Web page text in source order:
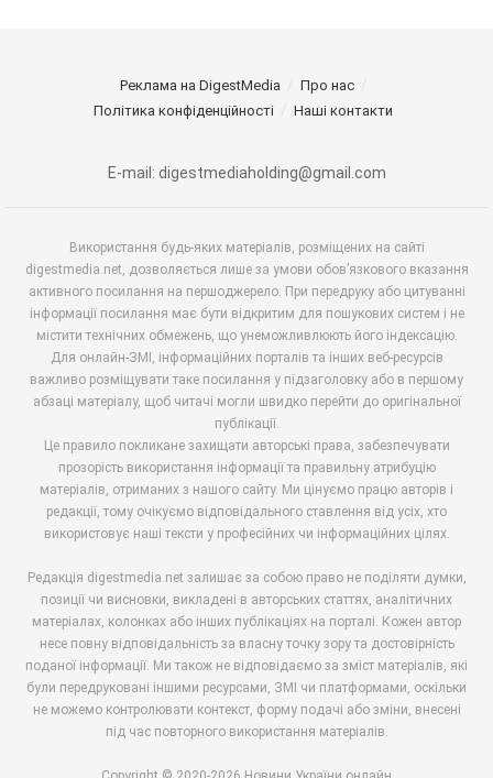
Реклама на DigestMedia
Про нас
Політика конфіденційності
Наші контакти
E-mail: digestmediaholding@gmail.com
Використання будь-яких матеріалів, розміщених на сайті
digestmedia.net, дозволяється лише за умови обов’язкового вказання
активного посилання на першоджерело. При передруку або цитуванні
інформації посилання має бути відкритим для пошукових систем і не
містити технічних обмежень, що унеможливлюють його індексацію.
Для онлайн-ЗМІ, інформаційних порталів та інших веб-ресурсів
важливо розміщувати таке посилання у підзаголовку або в першому
абзаці матеріалу, щоб читачі могли швидко перейти до оригінальної
публікації.
Це правило покликане захищати авторські права, забезпечувати
прозорість використання інформації та правильну атрибуцію
матеріалів, отриманих з нашого сайту. Ми цінуємо працю авторів і
редакції, тому очікуємо відповідального ставлення від усіх, хто
використовує наші тексти у професійних чи інформаційних цілях.
Редакція digestmedia.net залишає за собою право не поділяти думки,
позиції чи висновки, викладені в авторських статтях, аналітичних
матеріалах, колонках або інших публікаціях на порталі. Кожен автор
несе повну відповідальність за власну точку зору та достовірність
поданої інформації. Ми також не відповідаємо за зміст матеріалів, які
були передруковані іншими ресурсами, ЗМІ чи платформами, оскільки
не можемо контролювати контекст, форму подачі або зміни, внесені
під час повторного використання матеріалів.